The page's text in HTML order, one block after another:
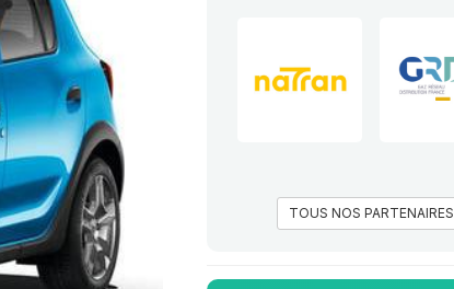
TOUS NOS PARTENAIRES